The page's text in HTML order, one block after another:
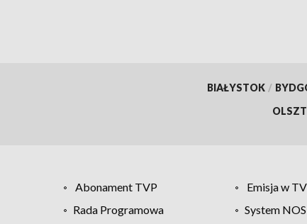
BIAŁYSTOK /
Abonament TVP Emisja w
Rada Programowa
System NOS